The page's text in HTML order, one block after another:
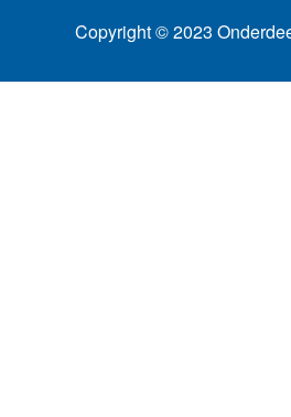
Copyright © 2023